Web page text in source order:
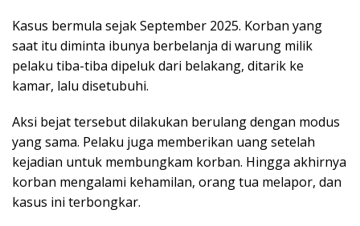
Kasus bermula sejak September 2025. Korban yang
saat itu diminta ibunya berbelanja di warung milik
pelaku tiba-tiba dipeluk dari belakang, ditarik ke
kamar, lalu disetubuhi.
Aksi bejat tersebut dilakukan berulang dengan modus
yang sama. Pelaku juga memberikan uang setelah
kejadian untuk membungkam korban. Hingga akhirnya
korban mengalami kehamilan, orang tua melapor, dan
kasus ini terbongkar.